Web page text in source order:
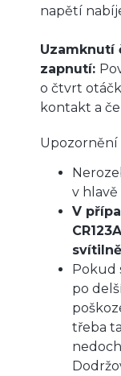
napětí
Uzamknutí
zapnutí:
o čtvrt
kontakt a
Upozornění
v
V
Pokud
po
třeba